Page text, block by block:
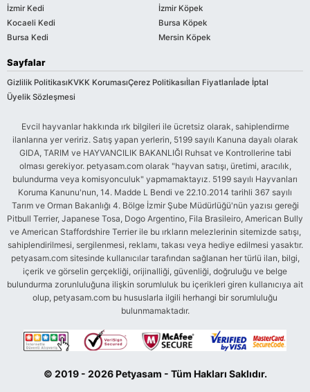
İzmir Kedi
Kocaeli Kedi
Bursa Kedi
İzmir Köpek
Bursa Köpek
Mersin Köpek
Sayfalar
Gizlilik PolitikasıKVKK KorumasıÇerez Politikasıİlan Fiyatlarıİade İptal
Üyelik Sözleşmesi
Evcil hayvanlar hakkında ırk bilgileri ile ücretsiz olarak, sahiplendirme
ilanlarına yer veririz. Satış yapan yerlerin, 5199 sayılı Kanuna dayalı olarak
GIDA, TARIM ve HAYVANCILIK BAKANLIĞI Ruhsat ve Kontrollerine tabi
olması gerekiyor. petyasam.com olarak "hayvan satışı, üretimi, aracılık,
bulundurma veya komisyonculuk" yapmamaktayız. 5199 sayılı Hayvanları
Koruma Kanunu'nun, 14. Madde L Bendi ve 22.10.2014 tarihli 367 sayılı
Tarım ve Orman Bakanlığı 4. Bölge İzmir Şube Müdürlüğü'nün yazısı gereği
Pitbull Terrier, Japanese Tosa, Dogo Argentino, Fila Brasileiro, American Bully
ve American Staffordshire Terrier ile bu ırkların melezlerinin sitemizde satışı,
sahiplendirilmesi, sergilenmesi, reklamı, takası veya hediye edilmesi yasaktır.
petyasam.com sitesinde kullanıcılar tarafından sağlanan her türlü ilan, bilgi,
içerik ve görselin gerçekliği, orijinalliği, güvenliği, doğruluğu ve belge
bulundurma zorunluluğuna ilişkin sorumluluk bu içerikleri giren kullanıcıya ait
olup, petyasam.com bu hususlarla ilgili herhangi bir sorumluluğu
bulunmamaktadır.
© 2019 - 2026 Petyasam - Tüm Hakları Saklıdır.